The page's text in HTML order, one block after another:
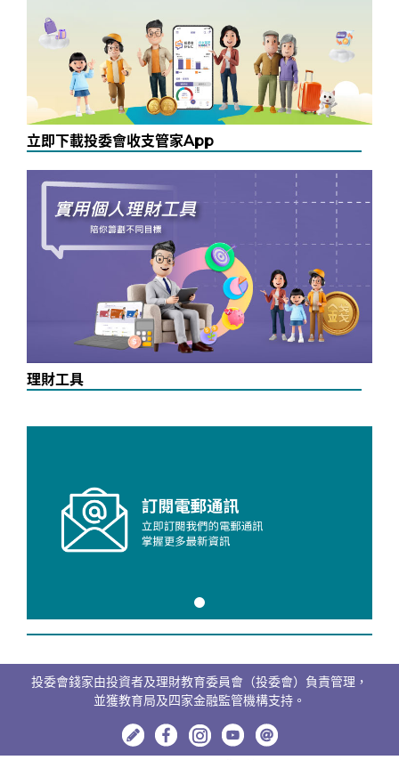
立即下載投委會收支管家App
理財工具
投委會錢家由投資者及理財教育委員會（投委會）負責管理，
並獲教育局及四家金融監管機構支持。